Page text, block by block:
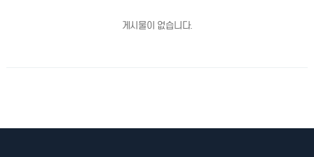
게시물이 없습니다.